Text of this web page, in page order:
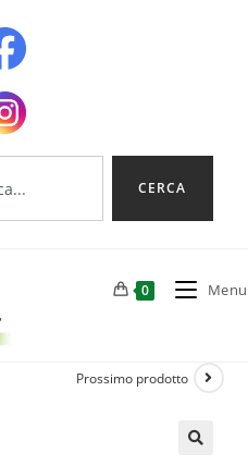
CERCA
0 Menu
Prossimo prodotto